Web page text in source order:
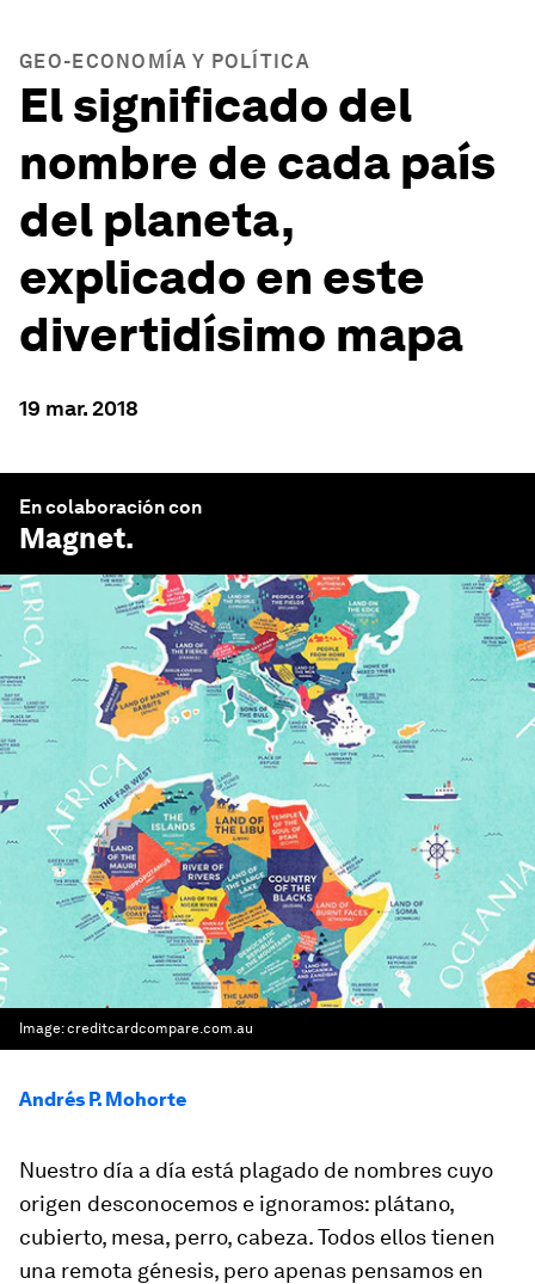
GEO-ECONOMÍA Y POLÍTICA
El significado del
nombre de cada país
del planeta,
explicado en este
divertidísimo mapa
19 mar. 2018
En colaboración con
Magnet.
Image:creditcardcompare.com.au
Andrés P. Mohorte
Nuestro día a día está plagado de nombres cuyo
origen desconocemos e ignoramos: plátano,
cubierto, mesa, perro, cabeza. Todos ellos tienen
una remota génesis, pero apenas pensamos en